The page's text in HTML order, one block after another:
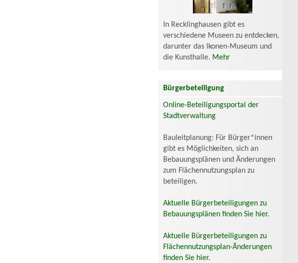
In Recklinghausen gibt es
verschiedene Museen zu entdecken,
darunter das Ikonen-Museum und
die Kunsthalle. Mehr
Bürgerbeteiligung
Online-Beteiligungsportal der
Stadtverwaltung
Bauleitplanung: Für Bürger*innen
gibt es Möglichkeiten, sich an
Bebauungsplänen und Änderungen
zum Flächennutzungsplan zu
beteiligen.
Aktuelle Bürgerbeteiligungen zu
Bebauungsplänen finden Sie hier.
Aktuelle Bürgerbeteiligungen zu
Flächennutzungsplan-Änderungen
finden Sie hier.